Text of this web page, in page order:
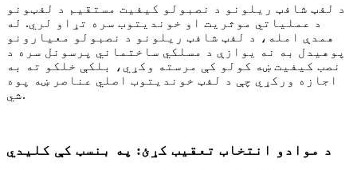
د لفټ شافټ ریلونو د نصبولو کیفیت مستقیم د لفټونو
د عملیاتي موثریت او خوندیتوب سره تړاو لري. له
همدې امله، د لفټ شافټ ریلونو د نصبولو معیارونو
پوهیدل به نه یوازې د مسلکي ساختماني پرسونل سره د
نصب کیفیت ښه کولو کې مرسته وکړي، بلکې خلکو ته به
اجازه ورکړي چې د لفټ خوندیتوب اصلي عناصر ښه پوه
شي.
د موادو انتخاب تعقیب کړئ: په بنسټ کې کلیدي